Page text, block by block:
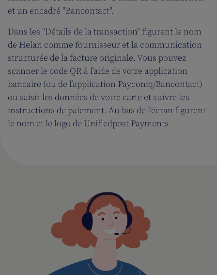
et un encadré "Bancontact".
Dans les "Détails de la transaction" figurent le nom
de Helan comme fournisseur et la communication
structurée de la facture originale. Vous pouvez
scanner le code QR à l’aide de votre application
bancaire (ou de l’application Payconiq/Bancontact)
ou saisir les données de votre carte et suivre les
instructions de paiement. Au bas de l’écran figurent
le nom et le logo de Unifiedpost Payments.